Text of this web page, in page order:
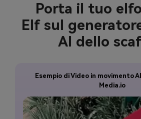
Porta il tuo
Elf sul
AI dello
Esempio di Video in movimento
Media.io